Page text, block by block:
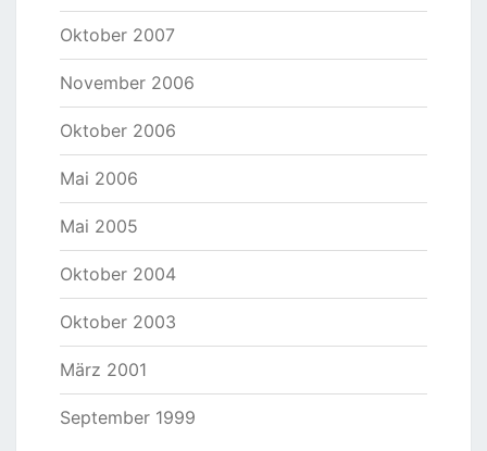
Oktober 2007
November 2006
Oktober 2006
Mai 2006
Mai 2005
Oktober 2004
Oktober 2003
März 2001
September 1999